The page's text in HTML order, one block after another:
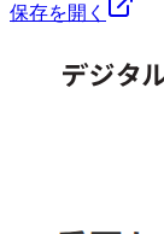
保存を開く